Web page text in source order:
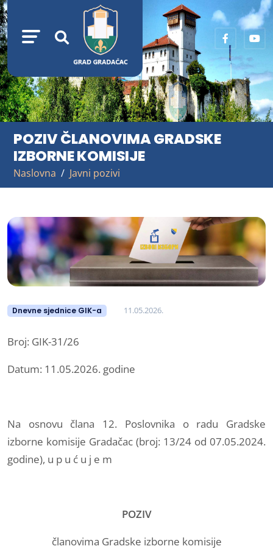
POZIV ČLANOVIMA GRADSKE
IZBORNE KOMISIJE
Naslovna Javni pozivi
Dnevne sjednice GIK-a 11.05.2026.
Broj: GIK-31/26
Datum: 11.05.2026. godine
Na osnovu člana 12. Poslovnika o radu Gradske
izborne komisije Gradačac (broj: 13/24 od 07.05.2024.
godine), u p u ć u j e m
POZIV
članovima Gradske izborne komisije